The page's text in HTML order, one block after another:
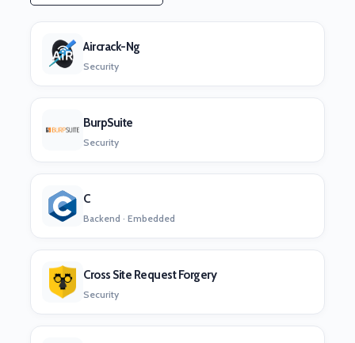
Aircrack-Ng
Security
BurpSuite
Security
C
Backend · Embedded
Cross Site Request Forgery
Security